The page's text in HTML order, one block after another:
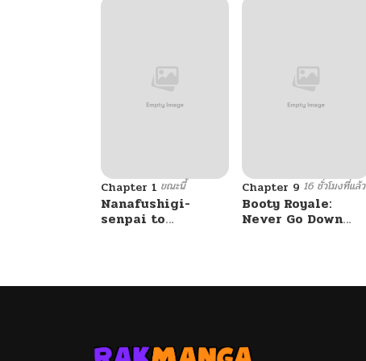
Chapter 1 ขณะนี้
Nanafushigi-
senpai to
Chapter 9 16 ชั่วโมงที่แล้ว
Booty Royale:
Never Go Down